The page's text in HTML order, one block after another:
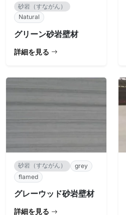
砂岩（すながん）
Natural
グリーン砂岩壁材
詳細を見る
砂岩（すながん）
grey
flamed
グレーウッド砂岩壁材
詳細を見る